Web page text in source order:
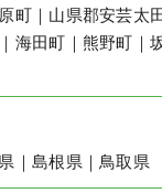
町｜山県郡安芸太
海田町｜熊野町｜
｜島根県｜鳥取県